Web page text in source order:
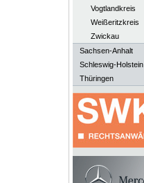
Vogtlandkreis
Weißeritzkreis
Zwickau
Sachsen-Anhalt
Schleswig-Holstein
Thüringen